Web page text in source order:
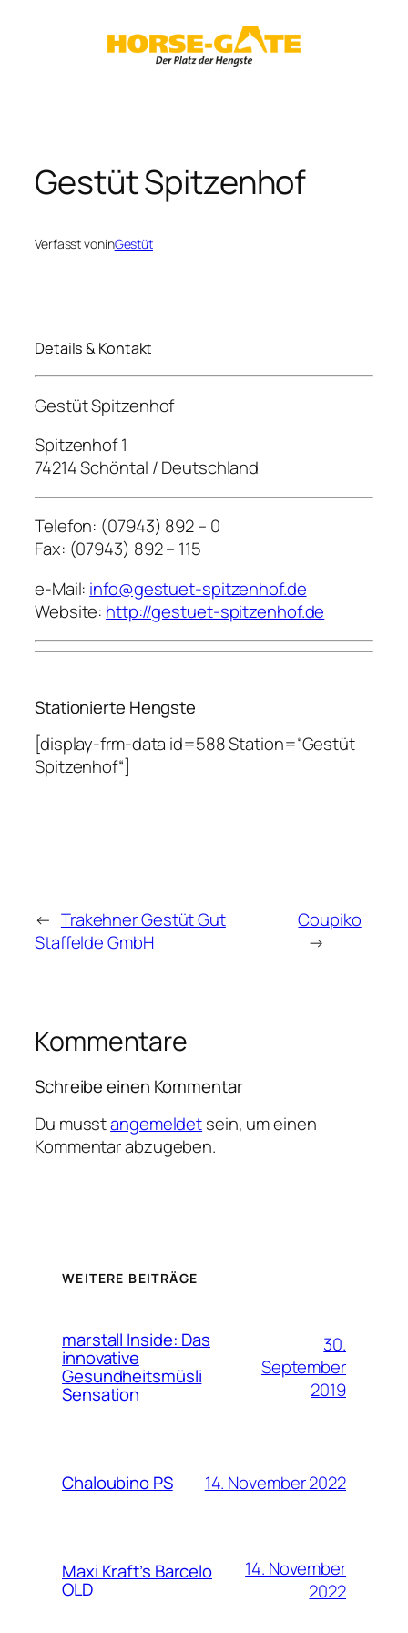
Gestüt Spitzenhof
Verfasst voninGestüt
Details & Kontakt
Gestüt Spitzenhof
Spitzenhof 1
74214 Schöntal / Deutschland
Telefon: (07943) 892 – 0
Fax: (07943) 892 – 115
e-Mail: info@gestuet-spitzenhof.de
Website: http://gestuet-spitzenhof.de
Stationierte Hengste
[display-frm-data id=588 Station=“Gestüt
Spitzenhof“]
← Trakehner Gestüt Gut
Staffelde GmbH
Coupiko
→
Kommentare
Schreibe einen Kommentar
Du musstangemeldetsein, um einen
Kommentar abzugeben.
WEITERE BEITRÄGE
marstall Inside: Das
innovative
Gesundheitsmüsli
Sensation
30.
September
2019
Chaloubino PS 14. November 2022
Maxi Kraft’s Barcelo
OLD
14. November
2022